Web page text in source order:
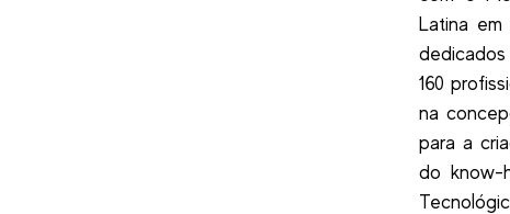
Latina
dedicados
160
na
para a
do know-